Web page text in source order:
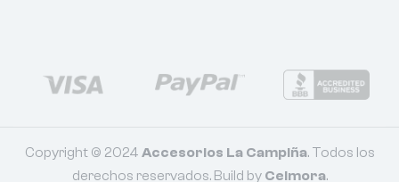
Copyright © 2024 Accesorios La Campiña. Todos los
derechos reservados. Build byCelmora.